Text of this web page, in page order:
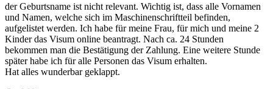
der Geburtsname ist nicht relevant. Wichtig ist, dass alle Vornamen
und Namen, welche sich im Maschinenschriftteil befinden,
aufgelistet werden. Ich habe für meine Frau, für mich und meine 2
Kinder das Visum online beantragt. Nach ca. 24 Stunden
bekommen man die Bestätigung der Zahlung. Eine weitere Stunde
später habe ich für alle Personen das Visum erhalten.
Hat alles wunderbar geklappt.